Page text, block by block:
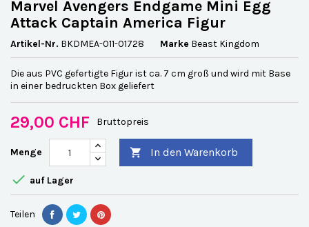
Marvel Avengers Endgame Mini Egg
Attack Captain America Figur
Artikel-Nr. BKDMEA-011-01728 Marke Beast Kingdom
Die aus PVC gefertigte Figur ist ca. 7 cm groß und wird mit Base
in einer bedruckten Box geliefert
29,00 CHF Bruttopreis
Menge  In den Warenkorb
 auf Lager
Teilen